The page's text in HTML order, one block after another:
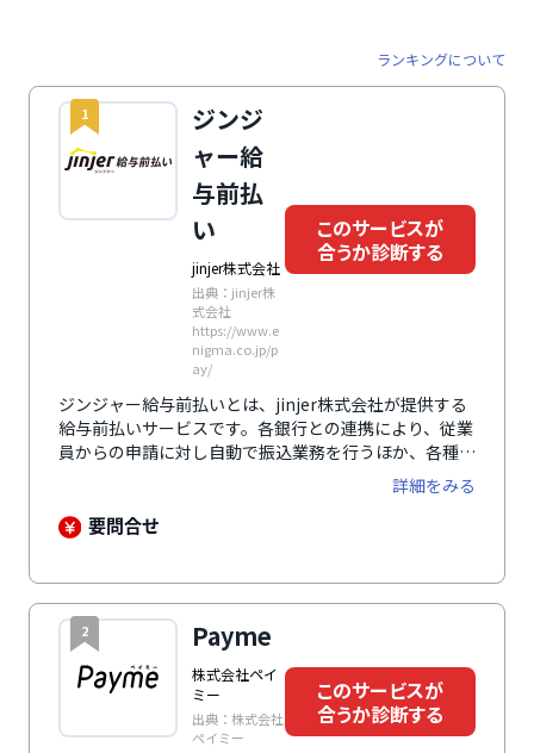
ランキングについて
1
ジンジ
ャー給
与前払
い
jinjer株式会社
出典：jinjer株
式会社
https://www.e
nigma.co.jp/p
ay/
このサービスが
合うか診断する
ジンジャー給与前払いとは、jinjer株式会社が提供する
給与前払いサービスです。各銀行との連携により、従業
員からの申請に対し自動で振込業務を行うほか、各種勤
怠管理システムや給与計算システムとの連携により担当
者の業務負担を軽くします。給与の前払が可能になるこ
とで、求人応募数の向上や従業員の定着率向上にもつな
ています。福利厚生サービスの一つとして多くの企業の
導入実績があり、テレビなどのメディアにも多数取り上
げられ注目されています。
詳細をみる
要問合せ
2 Payme
株式会社ペイ
ミー
出典：株式会社
ペイミー
このサービスが
合うか診断する